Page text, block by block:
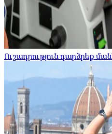
Ուշադրություն դարձրեք